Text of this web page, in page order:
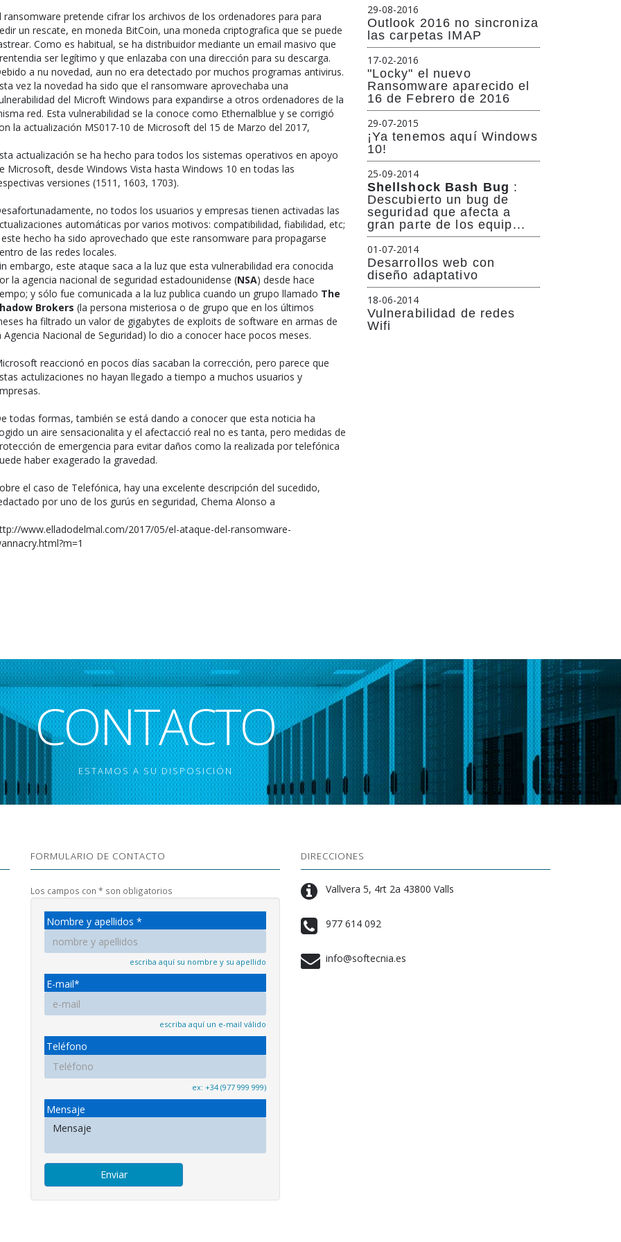
ransomware pretende cifrar los archivos de los ordenadores para para
un rescate, en moneda BitCoin, una moneda criptografica que se puede
Como es habitual, se ha distribuidor mediante un email masivo que
ser legítimo y que enlazaba con una dirección para su descarga.
a nu novedad, aun no era detectado por muchos programas antivirus.
vez la novedad ha sido que el ransomware aprovechaba una
del Microft Windows para expandirse a otros ordenadores de la
red. Esta vulnerabilidad se la conoce como Ethernalblue y se corrigió
la actualización MS017-10 de Microsoft del 15 de Marzo del 2017,
actualización se ha hecho para todos los sistemas operativos en apoyo
Microsoft, desde Windows Vista hasta Windows 10 en todas las
versiones (1511, 1603, 1703).
no todos los usuarios y empresas tienen activadas las
automáticas por varios motivos: compatibilidad, fiabilidad, etc;
hecho ha sido aprovechado que este ransomware para propagarse
de las redes locales.
embargo, este ataque saca a la luz que esta vulnerabilidad era conocida
la agencia nacional de seguridad estadounidense (NSA) desde hace
y sólo fue comunicada a la luz publica cuando un grupo llamado The
Brokers (la persona misteriosa o de grupo que en los últimos
ha filtrado un valor de gigabytes de exploits de software en armas de
Agencia Nacional de Seguridad) lo dio a conocer hace pocos meses.
reaccionó en pocos días sacaban la corrección, pero parece que
actulizaciones no hayan llegado a tiempo a muchos usuarios y
todas formas, también se está dando a conocer que esta noticia ha
un aire sensacionalita y el afectacció real no es tanta, pero medidas de
de emergencia para evitar daños como la realizada por telefónica
haber exagerado la gravedad.
el caso de Telefónica, hay una excelente descripción del sucedido,
por uno de los gurús en seguridad, Chema Alonso a
www.elladodelmal.com/2017/05/el-ataque-del-ransomware-
29-08-2016
Outlook 2016 no sincroniza
las carpetas IMAP
17-02-2016
"Locky" el nuevo
Ransomware aparecido el
16 de Febrero de 2016
29-07-2015
¡Ya tenemos aquí Windows
10!
25-09-2014
Shellshock Bash Bug :
Descubierto un bug de
seguridad que afecta a
gran parte de los equip...
01-07-2014
Desarrollos web con
diseño adaptativo
18-06-2014
Vulnerabilidad de redes
Wifi
CONTACTO
ESTAMOS A SU DISPOSICIÓN
FORMULARIO DE CONTACTO
Los campos con * son obligatorios
Nombre y apellidos *
escriba aquí su nombre y su apellido
E-mail*
escriba aquí un e-mail válido
Teléfono
ex: +34 (977 999 999)
Mensaje
DIRECCIONES
Vallvera 5, 4rt 2a 43800 Valls
977 614 092
info@softecnia.es